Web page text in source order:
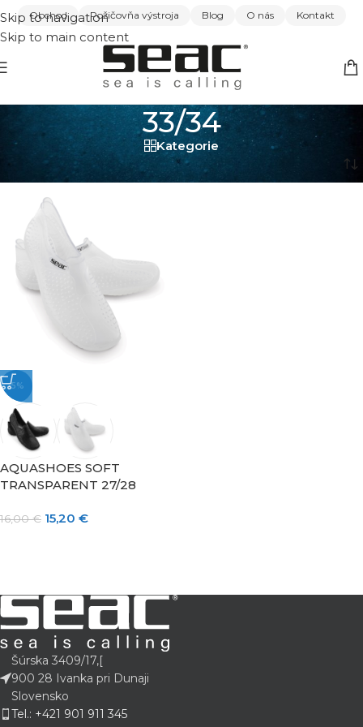
Skip to navigation
Skip to main content
Obchod Požičovňa výstroja Blog O nás Kontakt
33/34
Kategorie
Domov/ 33/34
-5%
AQUASHOES SOFT
TRANSPARENT 27/28
16,00€ 15,20 €
Šúrska 3409/17,[
900 28 Ivanka pri Dunaji
Slovensko
Tel.: +421 901 911 345